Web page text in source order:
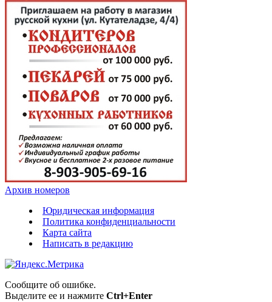
Архив номеров
Юридическая информация
Политика конфиденциальности
Карта сайта
Написать в редакцию
Сообщите об ошибке.
Выделите ее и нажмите Ctrl+Enter